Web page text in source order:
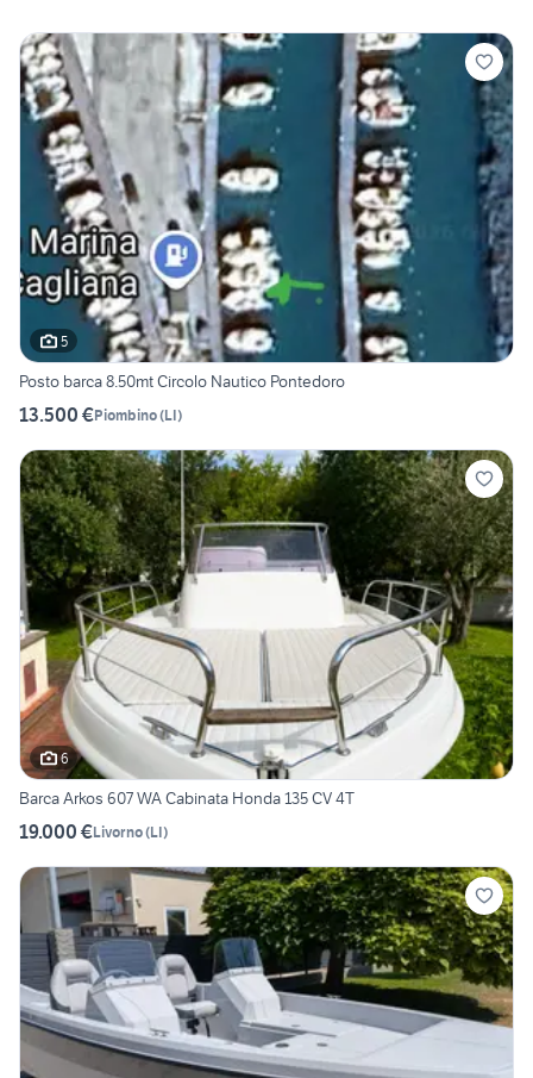
5
Posto barca 8.50mt Circolo Nautico Pontedoro
13.500 €Piombino(LI)
6
Barca Arkos 607 WA Cabinata Honda 135 CV 4T
19.000 €Livorno(LI)